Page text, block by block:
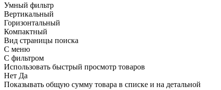
Умный фильтр
Вертикальный
Горизонтальный
Компактный
Вид страницы поиска
С меню
С фильтром
Использовать быстрый просмотр товаров
Нет Да
Показывать общую сумму товара в списке и на детальной